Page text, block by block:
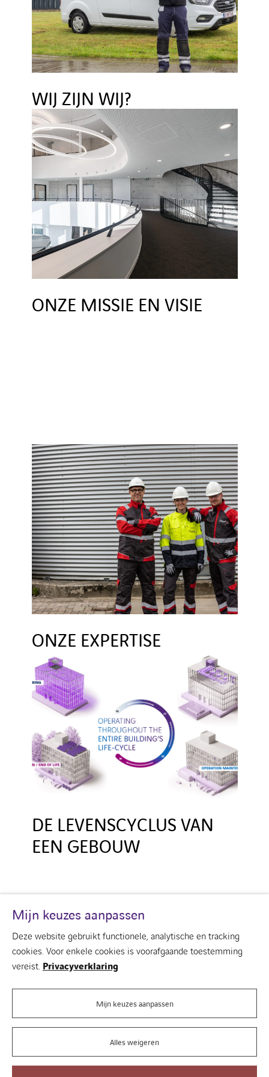
WIJ ZIJN WIJ?
ONZE MISSIE EN VISIE
ONZE EXPERTISE
DE LEVENSCYCLUS VAN
EEN GEBOUW
Over ons
Uw gebouw
Onze visie van het gebouw
Contacteer ons
Mijn keuzes aanpassen
Deze website gebruikt functionele, analytische en tracking
cookies. Voor enkele cookies is voorafgaande toestemming
vereist. Privacyverklaring
Mijn keuzes aanpassen
Alles weigeren